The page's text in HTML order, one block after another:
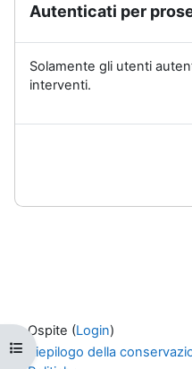
Apri indice del corso
Autenticati per
Solamente gli utenti
interventi.
Ospite (Login)
Riepilogo della